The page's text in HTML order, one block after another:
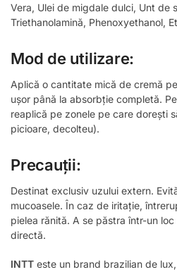
Vera, Ulei de migdale dulci, Unt de
Triethanolamină, Phenoxyethanol,
Mod de utilizare:
Aplică o cantitate mică de cremă
ușor până la absorbție completă.
reaplică pe zonele pe care dorești
picioare, decolteu).
Precauții:
Destinat exclusiv uzului extern.
mucoasele. În caz de iritație,
pielea rănită. A se păstra într-un
directă.
INTT este un brand brazilian de